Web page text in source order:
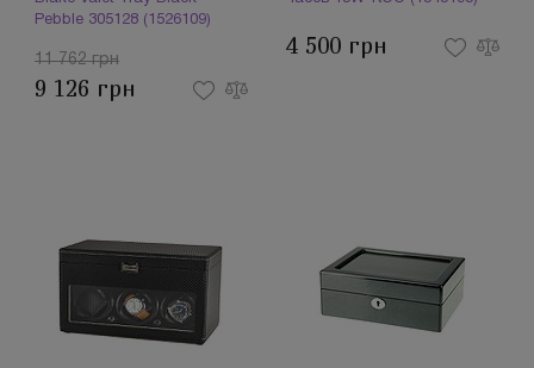
Pebble 305128 (1526109)
11 762 грн
9 126 грн
4 500 грн